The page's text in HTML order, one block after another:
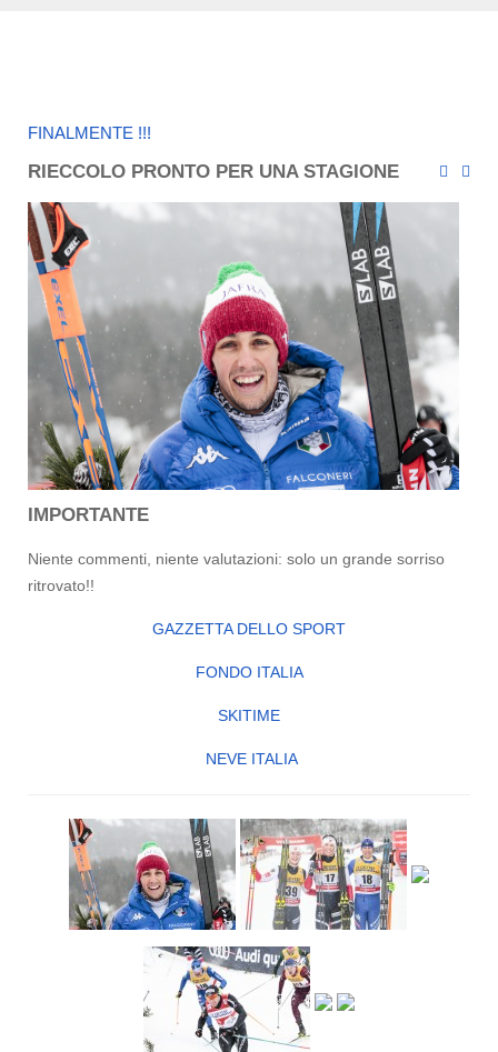
FINALMENTE !!!
RIECCOLO PRONTO PER UNA STAGIONE
IMPORTANTE
Niente commenti, niente valutazioni: solo un grande sorriso
ritrovato!!
GAZZETTA DELLO SPORT
FONDO ITALIA
SKITIME
NEVE ITALIA